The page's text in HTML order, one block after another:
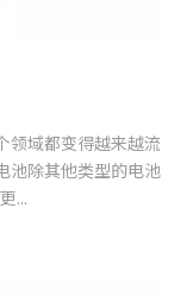
领域都变得越来越流
池除其他类型的电池
...